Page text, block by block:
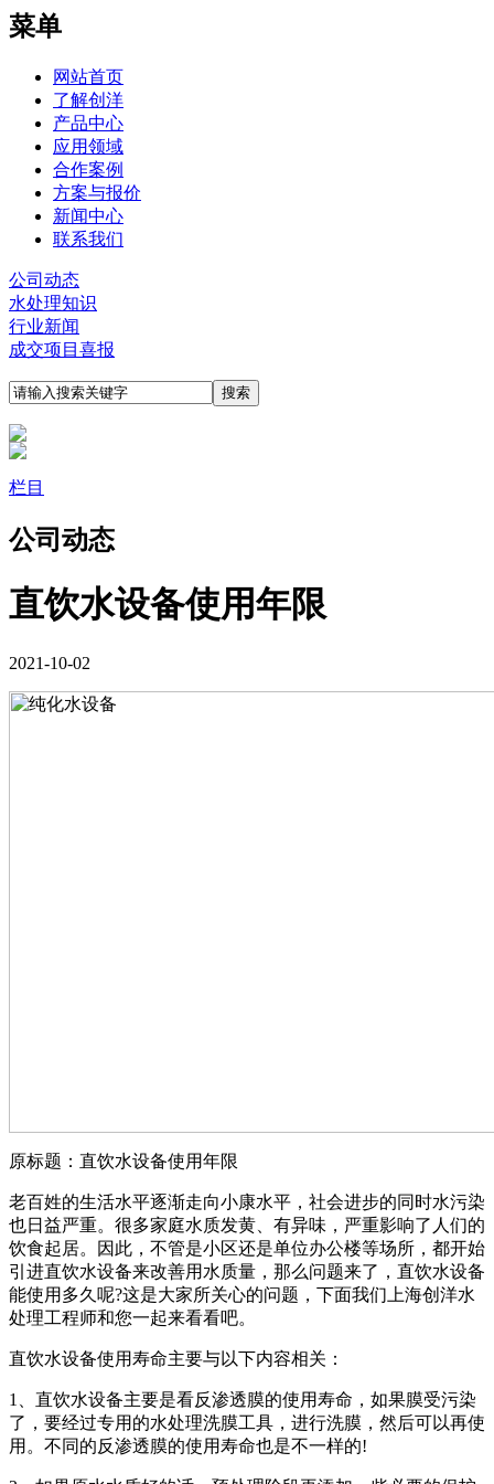
菜单
网站首页
了解创洋
产品中心
应用领域
合作案例
方案与报价
新闻中心
联系我们
公司动态
水处理知识
行业新闻
成交项目喜报
栏目
公司动态
直饮水设备使用年限
2021-10-02
原标题：直饮水设备使用年限
老百姓的生活水平逐渐走向小康水平，社会进步的同时水污染
也日益严重。很多家庭水质发黄、有异味，严重影响了人们的
饮食起居。因此，不管是小区还是单位办公楼等场所，都开始
引进直饮水设备来改善用水质量，那么问题来了，直饮水设备
能使用多久呢?这是大家所关心的问题，下面我们上海创洋水
处理工程师和您一起来看看吧。
直饮水设备使用寿命主要与以下内容相关：
1、直饮水设备主要是看反渗透膜的使用寿命，如果膜受污染
了，要经过专用的水处理洗膜工具，进行洗膜，然后可以再使
用。不同的反渗透膜的使用寿命也是不一样的!